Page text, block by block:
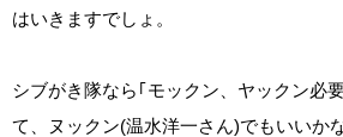
はいきますでしょ。
シブがき隊なら｢モックン、ヤックン必
て、ヌックン(温水洋一さん)でもいいか